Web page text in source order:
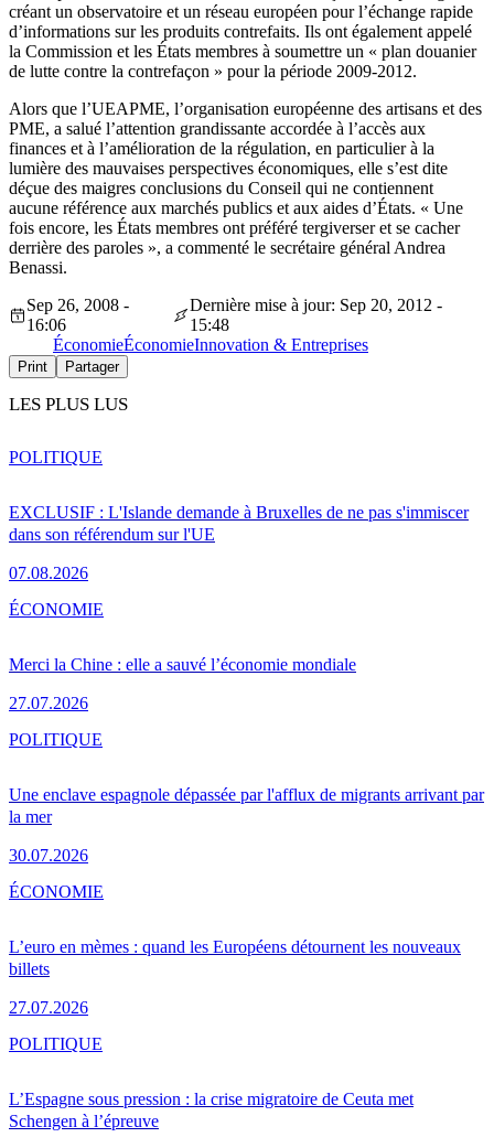
créant un observatoire et un réseau européen pour l’échange rapide
d’informations sur les produits contrefaits. Ils ont également appelé
la Commission et les États membres à soumettre un « plan douanier
de lutte contre la contrefaçon » pour la période 2009-2012.
Alors que l’UEAPME, l’organisation européenne des artisans et des
PME, a salué l’attention grandissante accordée à l’accès aux
finances et à l’amélioration de la régulation, en particulier à la
lumière des mauvaises perspectives économiques, elle s’est dite
déçue des maigres conclusions du Conseil qui ne contiennent
aucune référence aux marchés publics et aux aides d’États. « Une
fois encore, les États membres ont préféré tergiverser et se cacher
derrière des paroles », a commenté le secrétaire général Andrea
Benassi.
Sep 26, 2008 -
16:06
Dernière mise à jour: Sep 20, 2012 -
15:48
ÉconomieÉconomieInnovation & Entreprises
Print Partager
LES PLUS LUS
EXCLUSIF : L'Islande demande à Bruxelles de ne pas s'immiscer
dans son référendum sur l'UE
07.08.2026
POLITIQUE
Merci la Chine : elle a sauvé l’économie mondiale
27.07.2026
ÉCONOMIE
Une enclave espagnole dépassée par l'afflux de migrants arrivant par
la mer
30.07.2026
POLITIQUE
L’euro en mèmes : quand les Européens détournent les nouveaux
billets
27.07.2026
ÉCONOMIE
L’Espagne sous pression : la crise migratoire de Ceuta met
Schengen à l’épreuve
POLITIQUE